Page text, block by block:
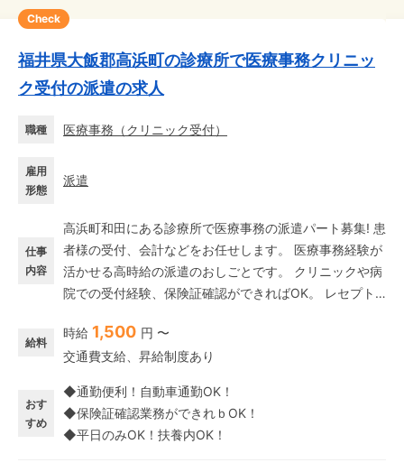
Check
福井県大飯郡高浜町の診療所で医療事務クリニッ
ク受付の派遣の求人
職種 医療事務 （クリニック受付）
雇用
形態
派遣
仕事
内容
高浜町和田にある診療所で医療事務の派遣パート募集! 患
者様の受付、会計などをお任せします。 医療事務経験が
活かせる高時給の派遣のおしごとです。 クリニックや病
院での受付経験、保険証確認ができればOK。 レセプト
養内OKなので、家事と両立して扶養内で働きたい方にも
オススメです。
給料
時給 1,500 円 〜
交通費支給、昇給制度あり
おす
すめ
◆通勤便利！自動車通勤OK！
◆保険証確認業務ができれｂOK！
◆平日のみOK！扶養内OK！